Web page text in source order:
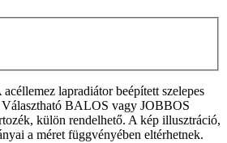
lapradiátor beépített szelepes
BALOS vagy JOBBOS
külön rendelhető. A kép illusztráció,
a méret függvényében eltérhetnek.